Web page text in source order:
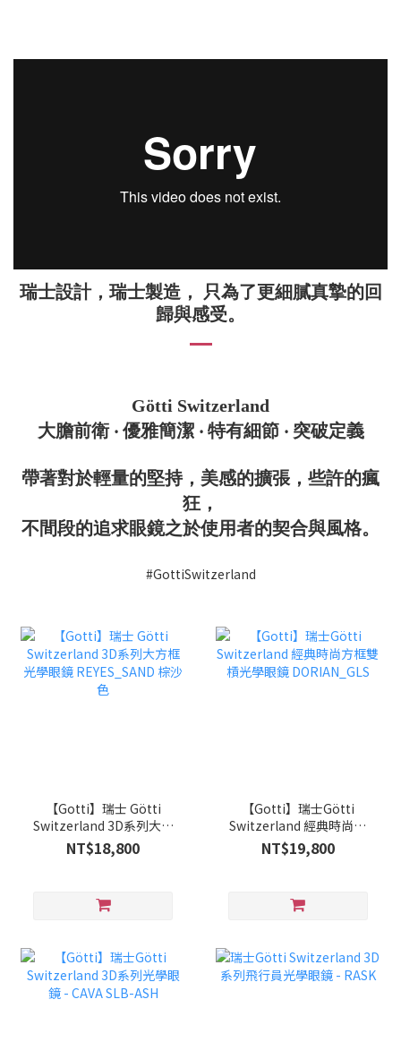
瑞士設計，瑞士製造， 只為了更細膩真摯的回
歸與感受。
Götti Switzerland
大膽前衛 ‧ 優雅簡潔 ‧ 特有細節 ‧ 突破定義
帶著對於輕量的堅持，美感的擴張，些許的瘋
狂，
不間段的追求眼鏡之於使用者的契合與風格。
#GottiSwitzerland
【Gotti】瑞士 Götti
Switzerland 3D系列大方
框光學眼鏡 REYES_SAND
棕沙色
NT$18,800
【Gotti】瑞士Götti
Switzerland 經典時尚方
框雙槓光學眼鏡
DORIAN_GLS
NT$19,800